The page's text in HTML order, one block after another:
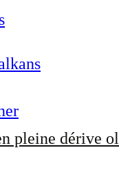
pleine dérive